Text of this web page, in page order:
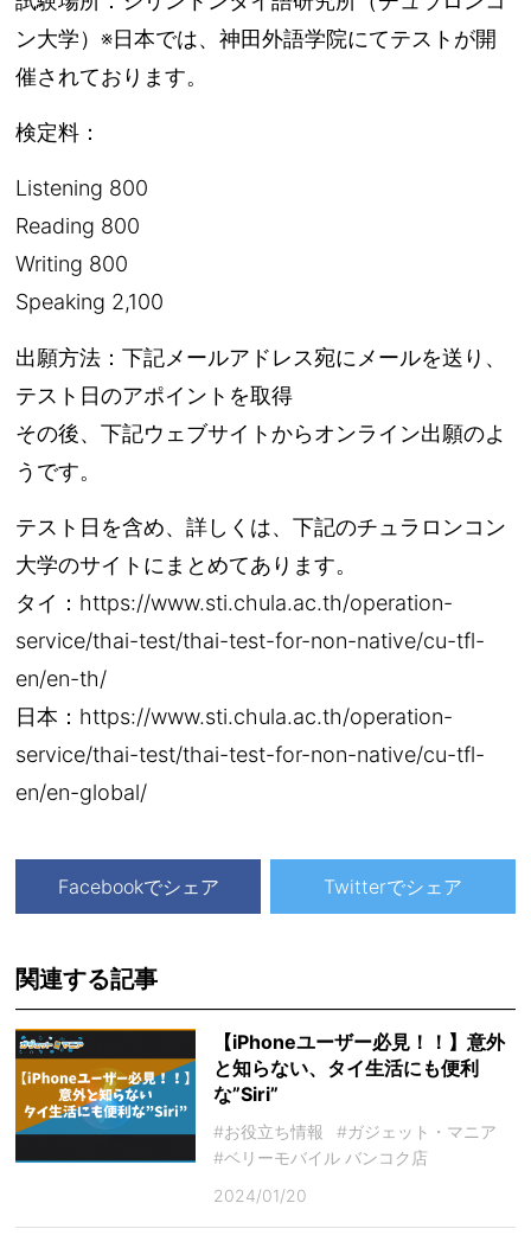
ン大学）※日本では、神田外語学院にてテストが開
催されております。
検定料：
Listening 800
Reading 800
Writing 800
Speaking 2,100
出願方法：下記メールアドレス宛にメールを送り、
テスト日のアポイントを取得
その後、下記ウェブサイトからオンライン出願のよ
うです。
テスト日を含め、詳しくは、下記のチュラロンコン
大学のサイトにまとめてあります。
タイ：https://www.sti.chula.ac.th/operation-
service/thai-test/thai-test-for-non-native/cu-tfl-
en/en-th/
日本：https://www.sti.chula.ac.th/operation-
service/thai-test/thai-test-for-non-native/cu-tfl-
en/en-global/
Facebookでシェア Twitterでシェア
関連する記事
【iPhoneユーザー必見！！】意外
と知らない、タイ生活にも便利
な”Siri”
#お役立ち情報
#ガジェット・マニア
#ベリーモバイル バンコク店
2024/01/20